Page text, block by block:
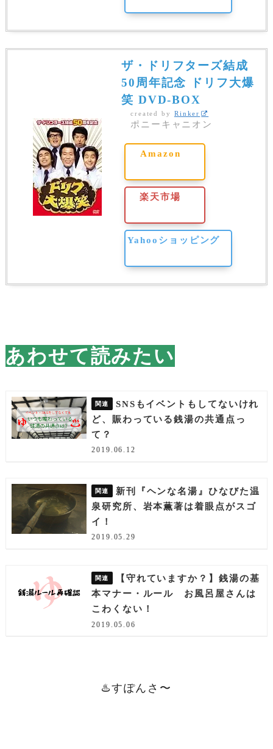
ザ・ドリフターズ結成
50周年記念 ドリフ大爆
笑 DVD-BOX
created by Rinker
ポニーキャニオン
Amazon
楽天市場
Yahooショッピング
あわせて読みたい
SNSもイベントもしてないけれ
ど、賑わっている銭湯の共通点っ
て？
2019.06.12
新刊『ヘンな名湯』ひなびた温
泉研究所、岩本薫著は着眼点がスゴ
イ！
2019.05.29
【守れていますか？】銭湯の基
本マナー・ルール お風呂屋さんは
こわくない！
2019.05.06
♨️すぽんさ〜